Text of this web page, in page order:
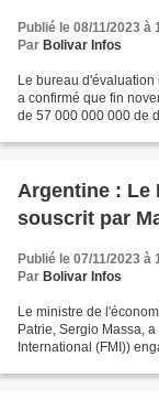
Publié le 08/11/2023 à
Par Bolivar Infos
Le bureau
a confirmé que fin
de 57 000 000 000 de
Argentine : Le
souscrit par
Publié le 07/11/2023 à
Par Bolivar Infos
Le ministre de
Patrie, Sergio Massa,
International (FMI))